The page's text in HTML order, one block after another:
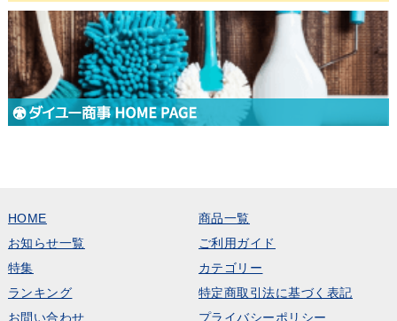
HOME
商品一覧
お知らせ一覧
ご利用ガイド
特集
カテゴリー
ランキング
特定商取引法に基づく表記
お問い合わせ
プライバシーポリシー